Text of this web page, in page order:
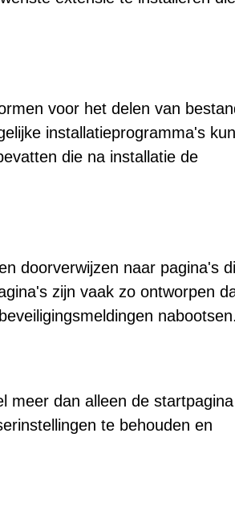
voor het delen van
installatieprogramma's
die na installatie de
doorverwijzen naar pagina's
zijn vaak zo ontworpen
nabootsen.
meer dan alleen de startpagina
te behouden en